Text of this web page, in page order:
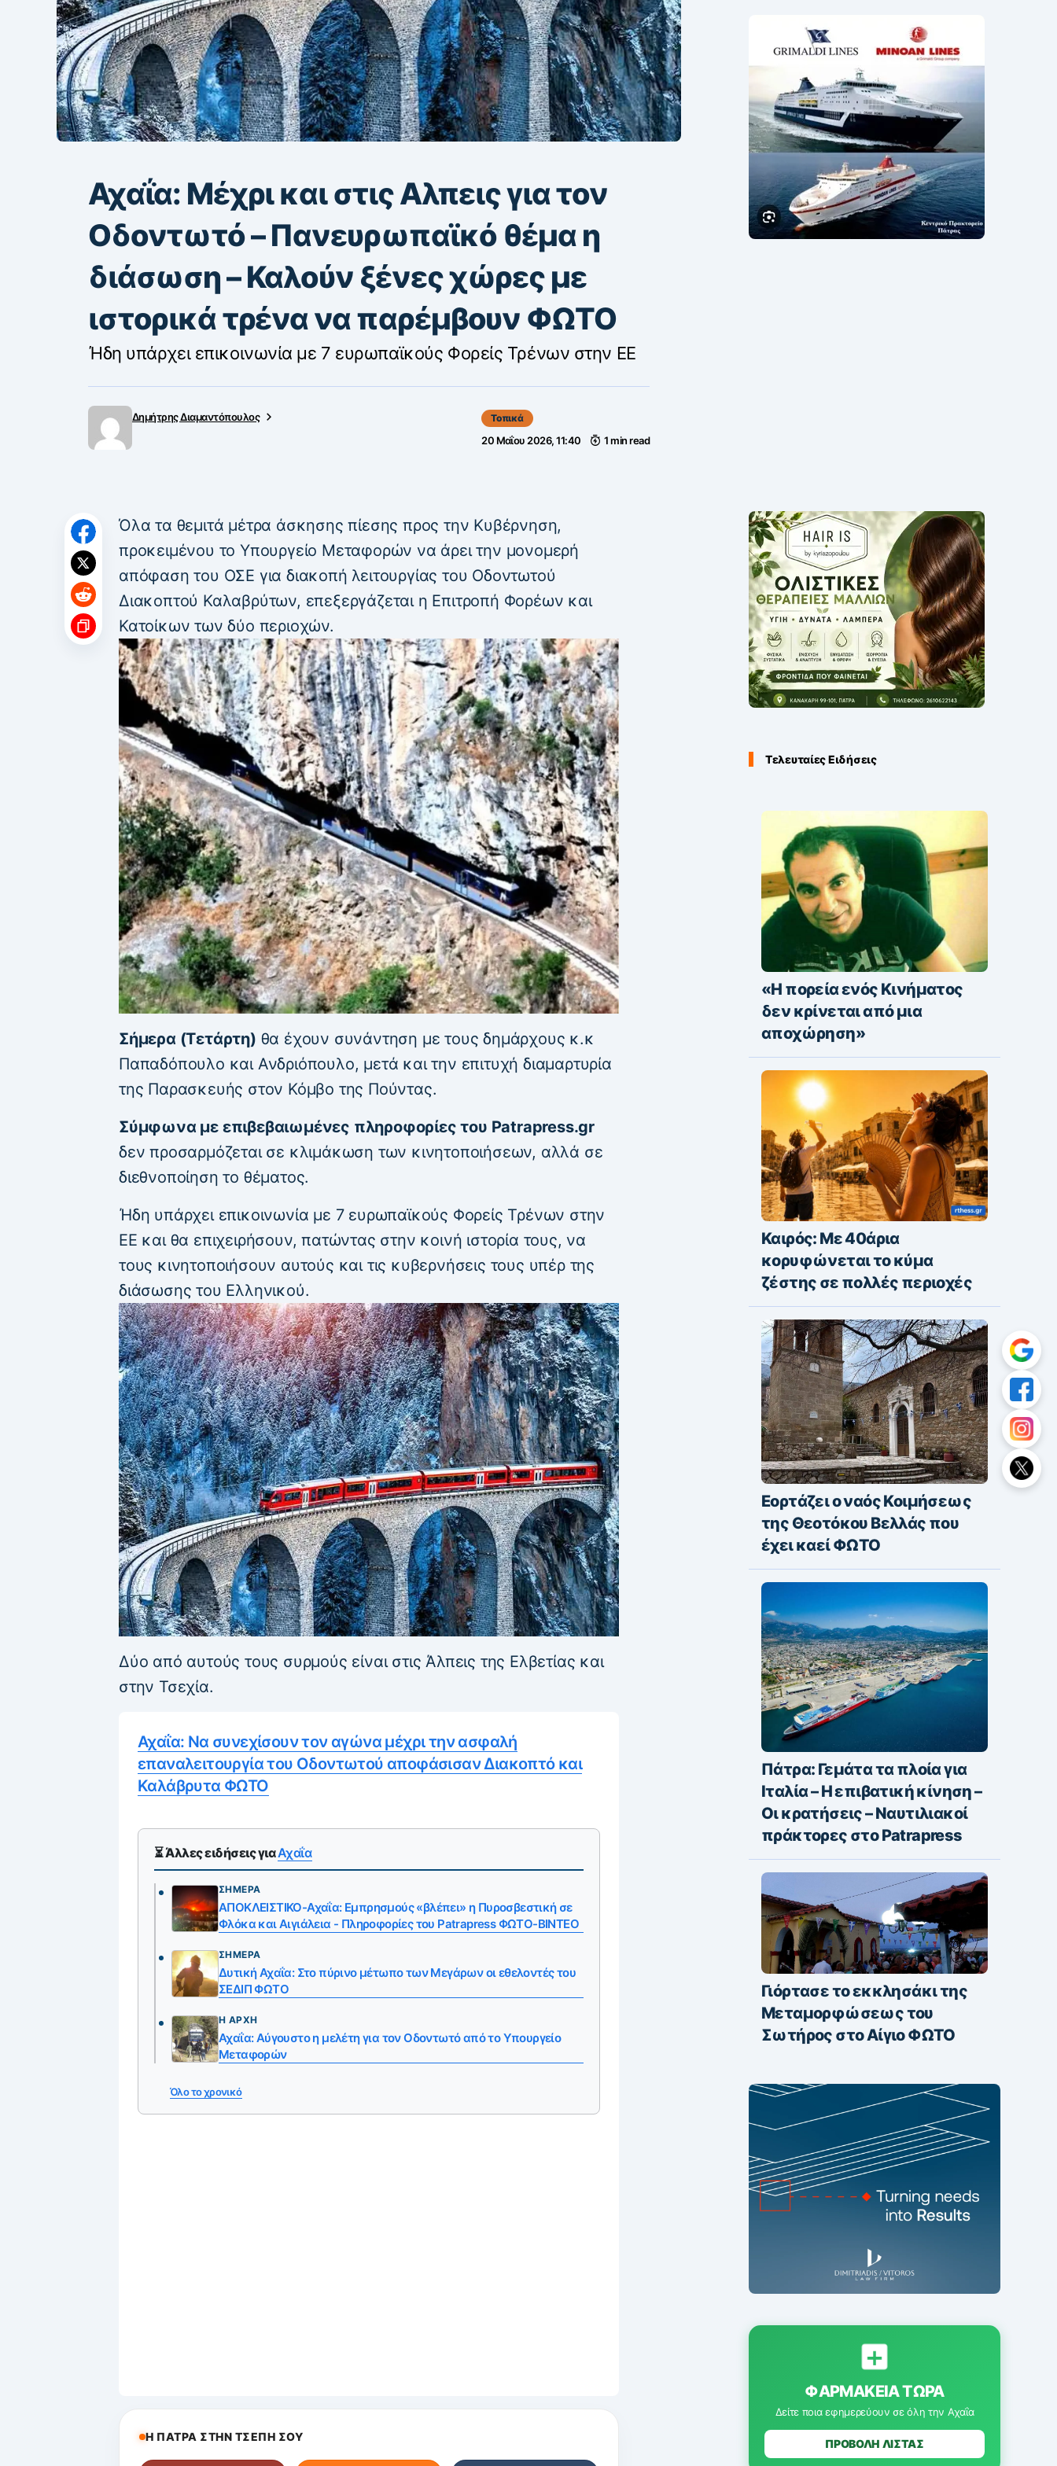
Αχαΐα: Μέχρι και στις Αλπεις για τον
Οδοντωτό – Πανευρωπαϊκό θέμα η
διάσωση – Καλούν ξένες χώρες με
ιστορικά τρένα να παρέμβουν ΦΩΤΟ
Ήδη υπάρχει επικοινωνία με 7 ευρωπαϊκούς Φορείς Τρένων στην ΕΕ
Δημήτρης Διαμαντόπουλος Τοπικά
20 Μαΐου 2026, 11:40 1 min read
Όλα τα θεμιτά μέτρα άσκησης πίεσης προς την Κυβέρνηση,
προκειμένου το Υπουργείο Μεταφορών να άρει την μονομερή
απόφαση του ΟΣΕ για διακοπή λειτουργίας του Οδοντωτού
Διακοπτού Καλαβρύτων, επεξεργάζεται η Επιτροπή Φορέων και
Κατοίκων των δύο περιοχών.
Σήμερα (Τετάρτη) θα έχουν συνάντηση με τους δημάρχους κ.κ
Παπαδόπουλο και Ανδριόπουλο, μετά και την επιτυχή διαμαρτυρία
της Παρασκευής στον Κόμβο της Πούντας.
Σύμφωνα με επιβεβαιωμένες πληροφορίες του Patrapress.gr
δεν προσαρμόζεται σε κλιμάκωση των κινητοποιήσεων, αλλά σε
διεθνοποίηση το θέματος.
Ήδη υπάρχει επικοινωνία με 7 ευρωπαϊκούς Φορείς Τρένων στην
ΕΕ και θα επιχειρήσουν, πατώντας στην κοινή ιστορία τους, να
τους κινητοποιήσουν αυτούς και τις κυβερνήσεις τους υπέρ της
διάσωσης του Ελληνικού.
Δύο από αυτούς τους συρμούς είναι στις Άλπεις της Ελβετίας και
στην Τσεχία.
Αχαΐα: Να συνεχίσουν τον αγώνα μέχρι την ασφαλή
επαναλειτουργία του Οδοντωτού αποφάσισαν Διακοπτό και
Καλάβρυτα ΦΩΤΟ
⏳ Άλλες ειδήσεις γιαΑχαΐα
ΣΉΜΕΡΑ
ΑΠΟΚΛΕΙΣΤΙΚΟ-Αχαΐα: Εμπρησμούς «βλέπει» η Πυροσβεστική σε
Φλόκα και Αιγιάλεια - Πληροφορίες του Patrapress ΦΩΤΟ-ΒΙΝΤΕΟ
ΣΉΜΕΡΑ
Δυτική Αχαΐα: Στο πύρινο μέτωπο των Μεγάρων οι εθελοντές του
ΣΕΔΙΠ ΦΩΤΟ
Η ΑΡΧΉ
Αχαΐα: Αύγουστο η μελέτη για τον Οδοντωτό από το Υπουργείο
Μεταφορών
Όλο το χρονικό
Η ΠΑΤΡΑ ΣΤΗΝ ΤΣΕΠΗ ΣΟΥ
Τελευταίες Ειδήσεις
«Η πορεία ενός Κινήματος
δεν κρίνεται από μια
αποχώρηση»
Καιρός: Με 40άρια
κορυφώνεται το κύμα
ζέστης σε πολλές περιοχές
Εορτάζει ο ναός Κοιμήσεως
της Θεοτόκου Βελλάς που
έχει καεί ΦΩΤΟ
Πάτρα: Γεμάτα τα πλοία για
Ιταλία – Η επιβατική κίνηση –
Οι κρατήσεις – Ναυτιλιακοί
πράκτορες στο Patrapress
Γιόρτασε το εκκλησάκι της
Μεταμορφώσεως του
Σωτήρος στο Αίγιο ΦΩΤΟ
ΦΑΡΜΑΚΕΊΑ ΤΏΡΑ
Δείτε ποια εφημερεύουν σε όλη την Αχαΐα
ΠΡΟΒΟΛΗ ΛΙΣΤΑΣ